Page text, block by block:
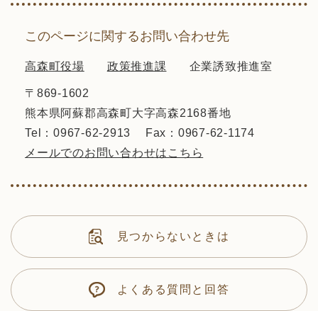
このページに関するお問い合わせ先
高森町役場 政策推進課 企業誘致推進室
〒869-1602
熊本県阿蘇郡高森町大字高森2168番地
Tel：0967-62-2913
Fax：0967-62-1174
メールでのお問い合わせはこちら
見つからないときは
よくある質問と回答